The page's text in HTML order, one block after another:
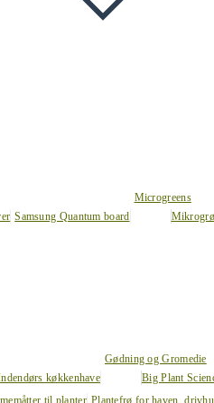
Samsung Quantum board
Microgreens
køkkenhave
Gødning og Gromedie
Big Plant
til planter Plantefrø for haven,